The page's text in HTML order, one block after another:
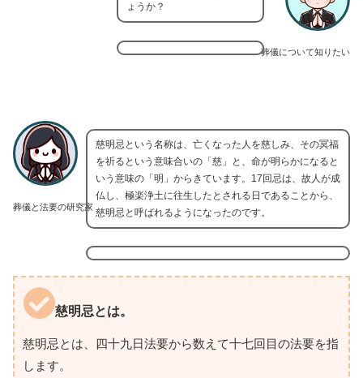
葬儀について知りたい
ょうか？
葬儀と法要の研究家
慈明忌という名称は、亡くなった人を慈しみ、その冥福
を祈るという意味合いの「慈」と、命が明らかになると
いう意味の「明」からきています。17回忌は、故人が成
仏し、極楽浄土に往生したとされる日であることから、
慈明忌と呼ばれるようになったのです。
慈明忌とは。
慈明忌とは、四十九日法要から数えて十七回目の法要を指
します。